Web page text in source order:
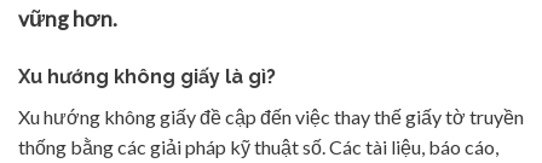
vững hơn.
Xu hướng không giấy là gì?
Xu hướng không giấy đề cập đến việc thay thế giấy tờ truyền
thống bằng các giải pháp kỹ thuật số. Các tài liệu, báo cáo,